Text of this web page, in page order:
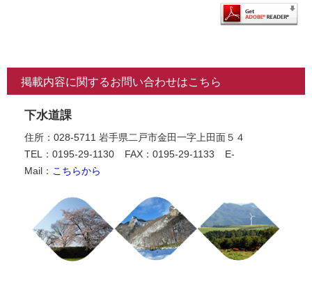
掲載内容に関するお問い合わせはこちら
下水道課
住所：028-5711 岩手県二戸市金田一字上田面５４
TEL：0195-29-1130
FAX：0195-29-1133
E-
Mail： こちらから